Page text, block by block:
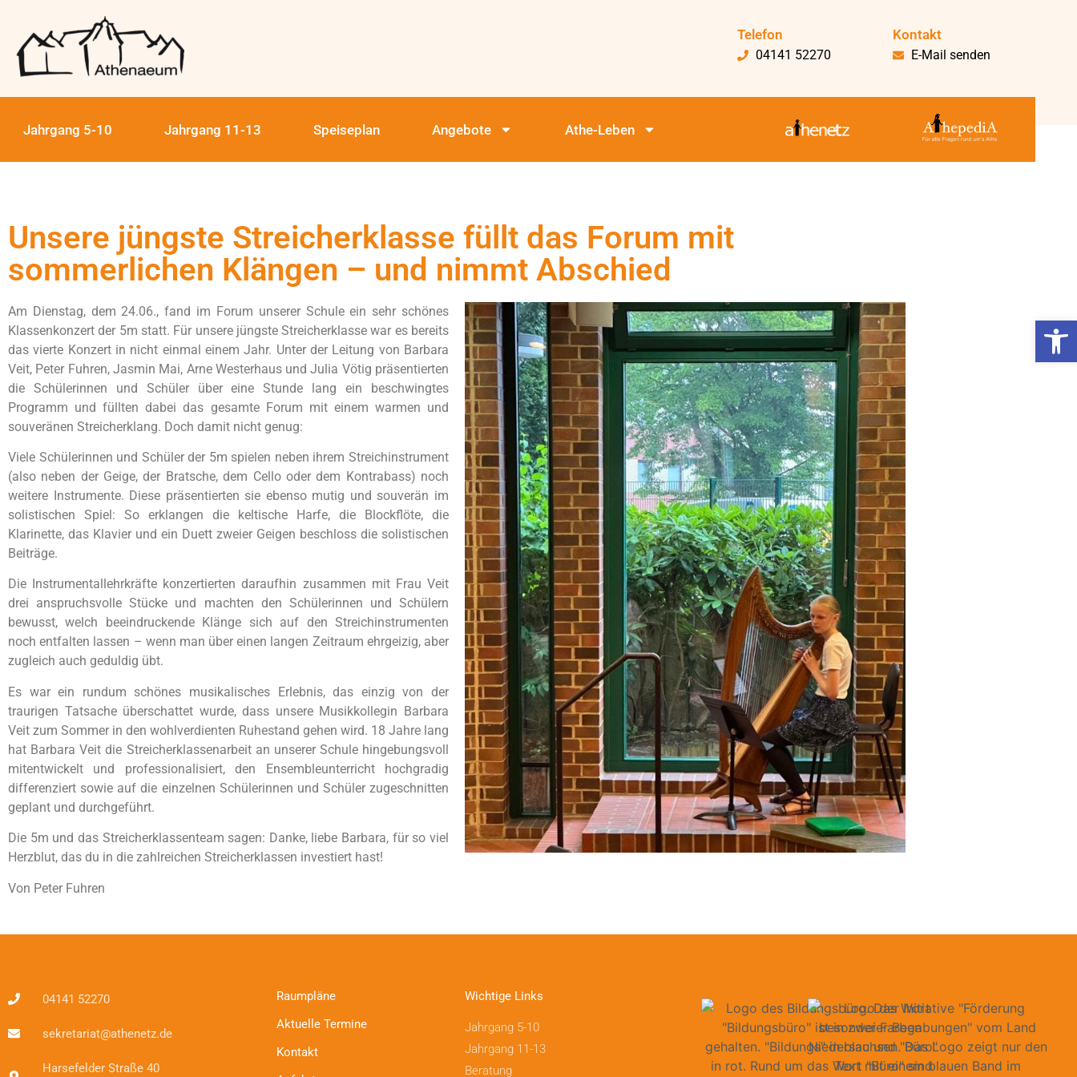
Telefon
04141 52270
Kontakt
E-Mail senden
Jahrgang 5-10 Jahrgang 11-13 Speiseplan Angebote Athe-Leben
Unsere jüngste Streicherklasse füllt das Forum mit
sommerlichen Klängen – und nimmt Abschied
Am Dienstag, dem 24.06., fand im Forum unserer Schule ein sehr schönes
Klassenkonzert der 5m statt. Für unsere jüngste Streicherklasse war es bereits
das vierte Konzert in nicht einmal einem Jahr. Unter der Leitung von Barbara
Veit, Peter Fuhren, Jasmin Mai, Arne Westerhaus und Julia Vötig präsentierten
die Schülerinnen und Schüler über eine Stunde lang ein beschwingtes
Programm und füllten dabei das gesamte Forum mit einem warmen und
souveränen Streicherklang. Doch damit nicht genug:
Viele Schülerinnen und Schüler der 5m spielen neben ihrem Streichinstrument
(also neben der Geige, der Bratsche, dem Cello oder dem Kontrabass) noch
weitere Instrumente. Diese präsentierten sie ebenso mutig und souverän im
solistischen Spiel: So erklangen die keltische Harfe, die Blockflöte, die
Klarinette, das Klavier und ein Duett zweier Geigen beschloss die solistischen
Beiträge.
Die Instrumentallehrkräfte konzertierten daraufhin zusammen mit Frau Veit
drei anspruchsvolle Stücke und machten den Schülerinnen und Schülern
bewusst, welch beeindruckende Klänge sich auf den Streichinstrumenten
noch entfalten lassen – wenn man über einen langen Zeitraum ehrgeizig, aber
zugleich auch geduldig übt.
Es war ein rundum schönes musikalisches Erlebnis, das einzig von der
traurigen Tatsache überschattet wurde, dass unsere Musikkollegin Barbara
Veit zum Sommer in den wohlverdienten Ruhestand gehen wird. 18 Jahre lang
hat Barbara Veit die Streicherklassenarbeit an unserer Schule hingebungsvoll
mitentwickelt und professionalisiert, den Ensembleunterricht hochgradig
differenziert sowie auf die einzelnen Schülerinnen und Schüler zugeschnitten
geplant und durchgeführt.
Die 5m und das Streicherklassenteam sagen: Danke, liebe Barbara, für so viel
Herzblut, das du in die zahlreichen Streicherklassen investiert hast!
Von Peter Fuhren
04141 52270
sekretariat@athenetz.de
Harsefelder Straße 40
Raumpläne
Aktuelle Termine
Kontakt
Wichtige Links
Jahrgang 5-10
Jahrgang 11-13
Beratung